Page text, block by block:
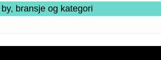
bransje og kategori